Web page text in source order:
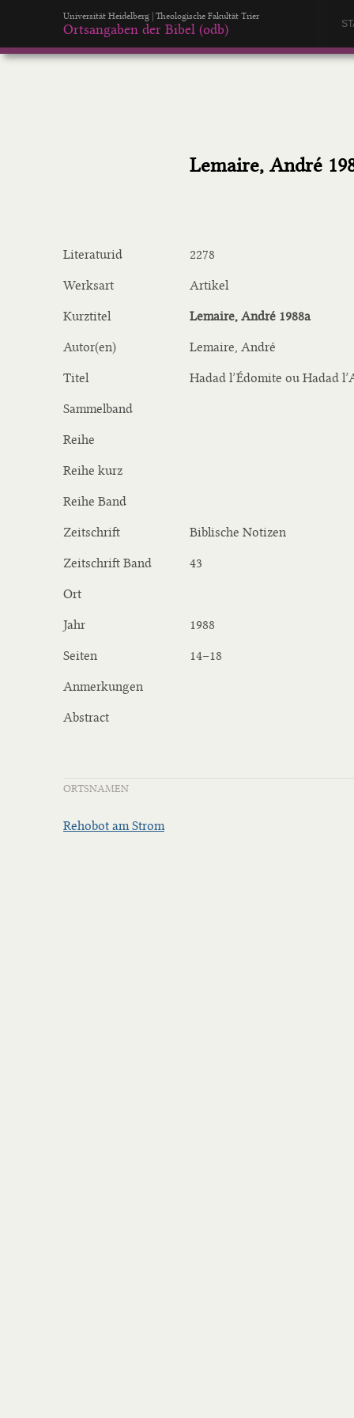
Universität Heidelberg | Theologische Fakultät Trier
Ortsangaben der Bibel (odb)
Lemaire, André
Literaturid 2278
Werksart Artikel
Kurztitel Lemaire, André 1988a
Autor(en) Lemaire, André
Titel Hadad l’Édomite ou Hadad
Sammelband
Reihe
Reihe kurz
Reihe Band
Zeitschrift Biblische Notizen
Zeitschrift Band 43
Ort
Jahr 1988
Seiten 14−18
Anmerkungen
Abstract
ORTSNAMEN
Rehobot am Strom